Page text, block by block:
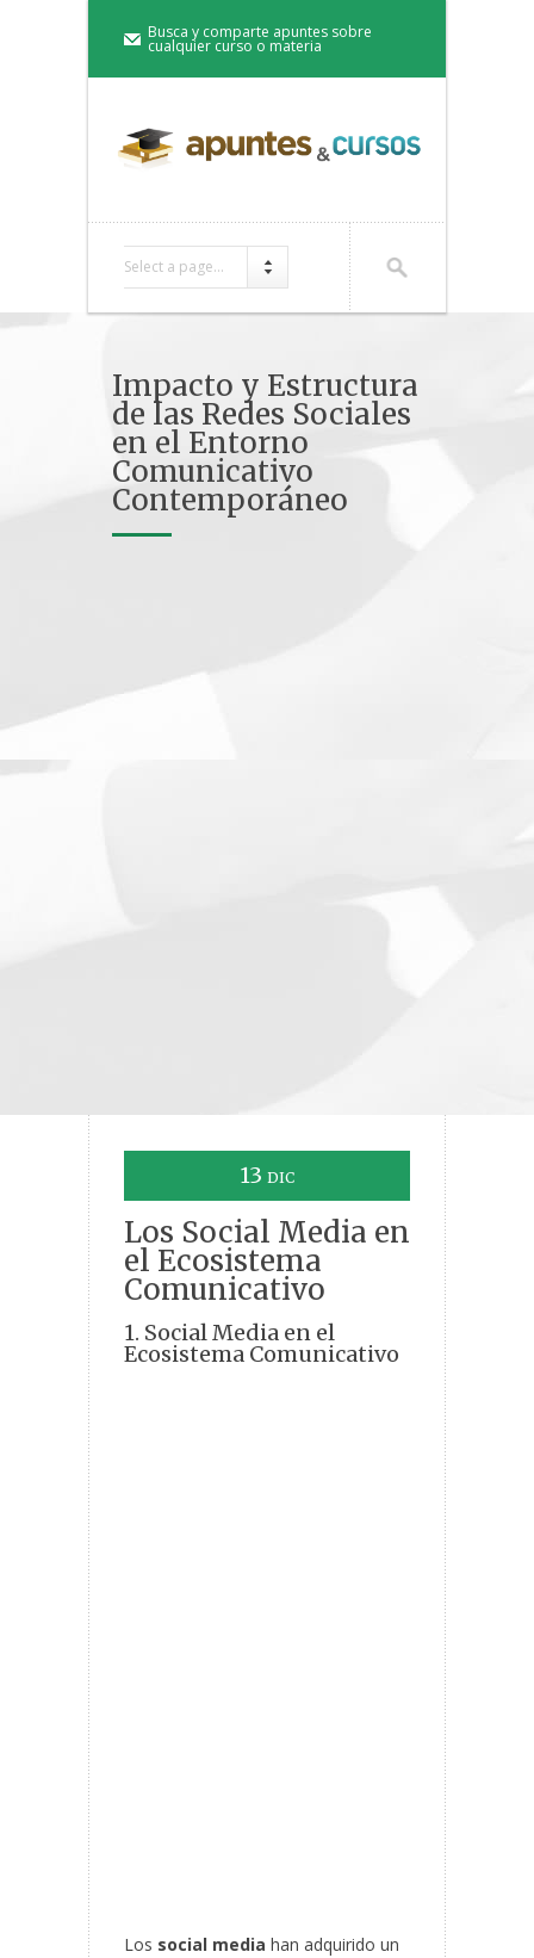
Busca y comparte apuntes sobre
cualquier curso o materia
Select a page...
Impacto y Estructura
de las Redes Sociales
en el Entorno
Comunicativo
Contemporáneo
13 DIC
Los Social Media en
el Ecosistema
Comunicativo
1. Social Media en el
Ecosistema Comunicativo
Los social media han adquirido un